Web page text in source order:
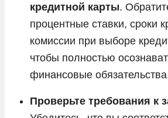
кредитной карты.
процентные ставки, сроки
комиссии при выборе
чтобы полностью
финансовые
Проверьте требования к